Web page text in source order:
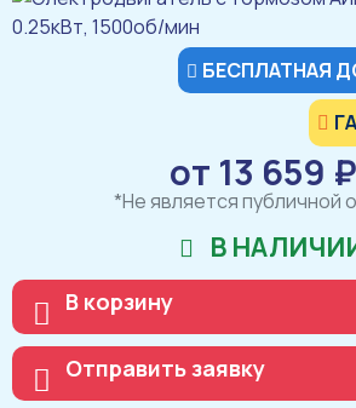
БЕСПЛАТНАЯ
от 13 659
*Не является публичной
В
В корзину
Отправить заявку